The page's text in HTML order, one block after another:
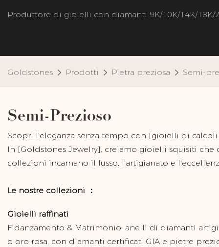
Produttore di gioielli con diamanti 9K/10K/14K/18K/
Goldstones Prodotti Pietra preziosa Semi-
Semi-Prezioso
Scopri l'eleganza senza tempo con [gioielli di calcoli
In [Goldstones Jewelry], creiamo gioielli squisiti
collezioni incarnano il lusso, l'artigianato e
Le nostre collezioni ：
Gioielli raffinati
Fidanzamento & Matrimonio: anelli di diamanti
o oro rosa, con diamanti certificati GIA e pietre